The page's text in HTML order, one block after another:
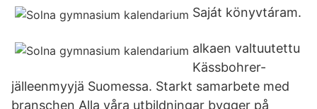
Saját könyvtáram.
alkaen valtuutettu
Kässbohrer-
jälleenmyyjä Suomessa. Starkt samarbete med
branschen Alla våra utbildningar bygger på